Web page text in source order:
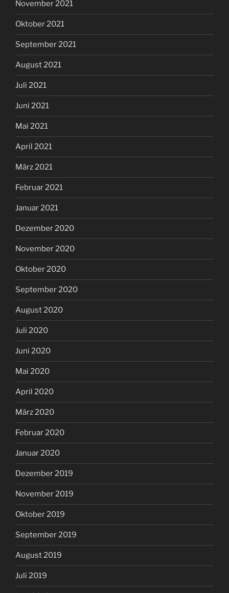
November 2021
Oktober 2021
September 2021
August 2021
Juli 2021
Juni 2021
Mai 2021
April 2021
März 2021
Februar 2021
Januar 2021
Dezember 2020
November 2020
Oktober 2020
September 2020
August 2020
Juli 2020
Juni 2020
Mai 2020
April 2020
März 2020
Februar 2020
Januar 2020
Dezember 2019
November 2019
Oktober 2019
September 2019
August 2019
Juli 2019